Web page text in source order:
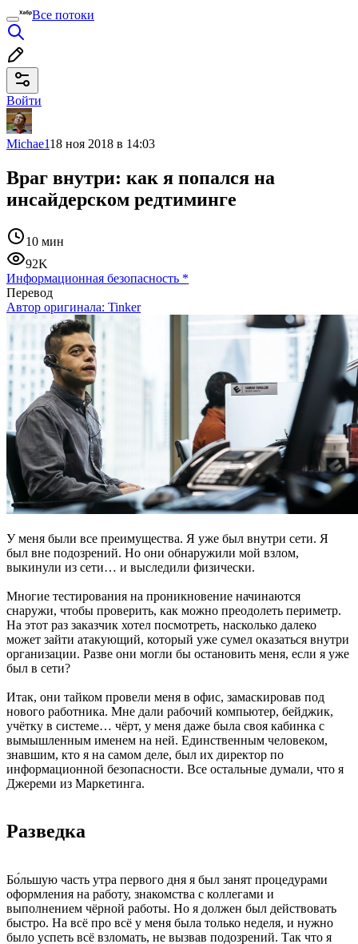
Все потоки
Войти
Michae118 ноя 2018 в 14:03
Враг внутри: как я попался на
инсайдерском редтиминге
10 мин
92K
Информационная безопасность *
Перевод
Автор оригинала: Tinker
У меня были все преимущества. Я уже был внутри сети. Я
был вне подозрений. Но они обнаружили мой взлом,
выкинули из сети… и выследили физически.
Многие тестирования на проникновение начинаются
снаружи, чтобы проверить, как можно преодолеть периметр.
На этот раз заказчик хотел посмотреть, насколько далеко
может зайти атакующий, который уже сумел оказаться внутри
организации. Разве они могли бы остановить меня, если я уже
был в сети?
Итак, они тайком провели меня в офис, замаскировав под
нового работника. Мне дали рабочий компьютер, бейджик,
учётку в системе… чёрт, у меня даже была своя кабинка с
вымышленным именем на ней. Единственным человеком,
знавшим, кто я на самом деле, был их директор по
информационной безопасности. Все остальные думали, что я
Джереми из Маркетинга.
Разведка
Бо́льшую часть утра первого дня я был занят процедурами
оформления на работу, знакомства с коллегами и
выполнением чёрной работы. Но я должен был действовать
быстро. На всё про всё у меня была только неделя, и нужно
было успеть всё взломать, не вызвав подозрений. Так что я